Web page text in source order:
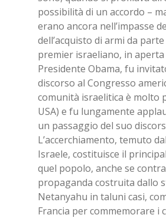
possibilità di un accordo –
erano ancora nell’impasse
dell’acquisto di armi da
premier israeliano, in
Presidente Obama, fu
discorso al Congresso
comunità israelitica è molto
USA) e fu lungamente
un passaggio del suo
L’accerchiamento, temuto
Israele, costituisce il
quel popolo, anche se
propaganda costruita dallo
Netanyahu in taluni casi,
Francia per commemorare i